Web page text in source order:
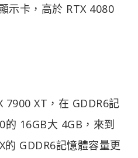
示卡，高於 RTX 4080
7900 XT，在 GDDR6記
的 16GB大 4GB，來到
的 GDDR6記憶體容量更